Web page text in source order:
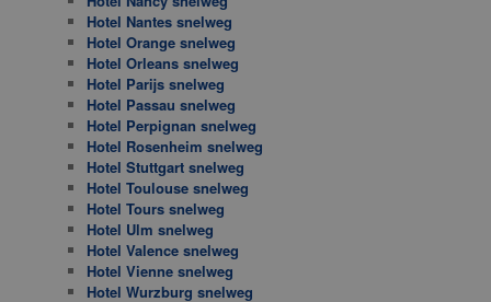
Hotel Nantes snelweg
Hotel Orange snelweg
Hotel Orleans snelweg
Hotel Parijs snelweg
Hotel Passau snelweg
Hotel Perpignan snelweg
Hotel Rosenheim snelweg
Hotel Stuttgart snelweg
Hotel Toulouse snelweg
Hotel Tours snelweg
Hotel Ulm snelweg
Hotel Valence snelweg
Hotel Vienne snelweg
Hotel Wurzburg snelweg